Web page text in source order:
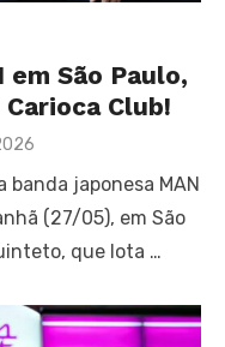
em São Paulo,
Club!
japonesa MAN
(27/05), em São
que lota …